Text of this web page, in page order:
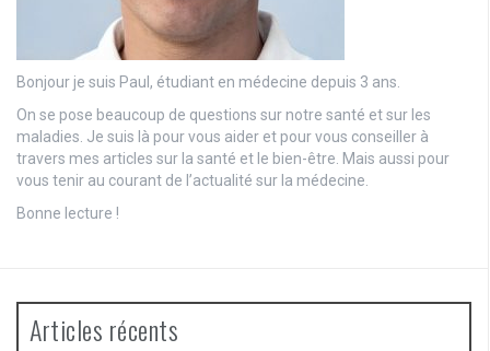
Bonjour je suis Paul, étudiant en médecine depuis 3 ans.
On se pose beaucoup de questions sur notre santé et sur les
maladies. Je suis là pour vous aider et pour vous conseiller à
travers mes articles sur la santé et le bien-être. Mais aussi pour
vous tenir au courant de l’actualité sur la médecine.
Bonne lecture !
Articles récents